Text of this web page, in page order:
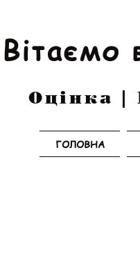
Вітаємо
Оцінка |
ГОЛОВНА